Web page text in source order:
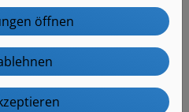
Plänen suchen wir nach
die Planung
öffnen